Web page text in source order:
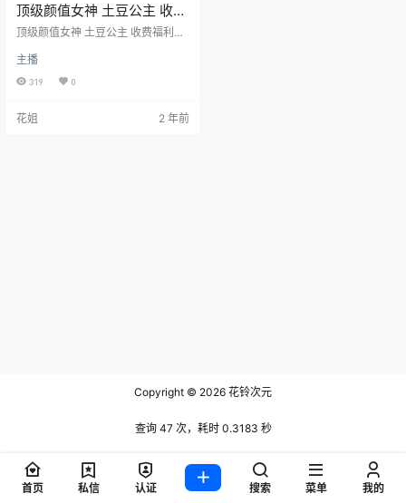
顶级颜值女神 土豆公主 收费
福利秀 [7V/10.4G]
顶级颜值女神 土豆公主 收费福利秀
主播
319 0
花姐 2 年前
Copyright © 2026 花铃次元
查询 47 次，耗时 0.3183 秒
首页 私信 认证 搜索 菜单 我的